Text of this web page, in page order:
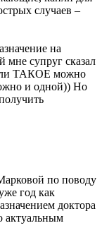
случаев –
на
мне супруг сказал
ТАКОЕ можно
и одной)) Но
по поводу
год как
доктора
актуальным